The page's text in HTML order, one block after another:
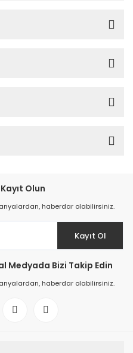
Olun
haberdar olabilirsiniz.
Kayıt Ol
Medyada Bizi Takip Edin
haberdar olabilirsiniz.